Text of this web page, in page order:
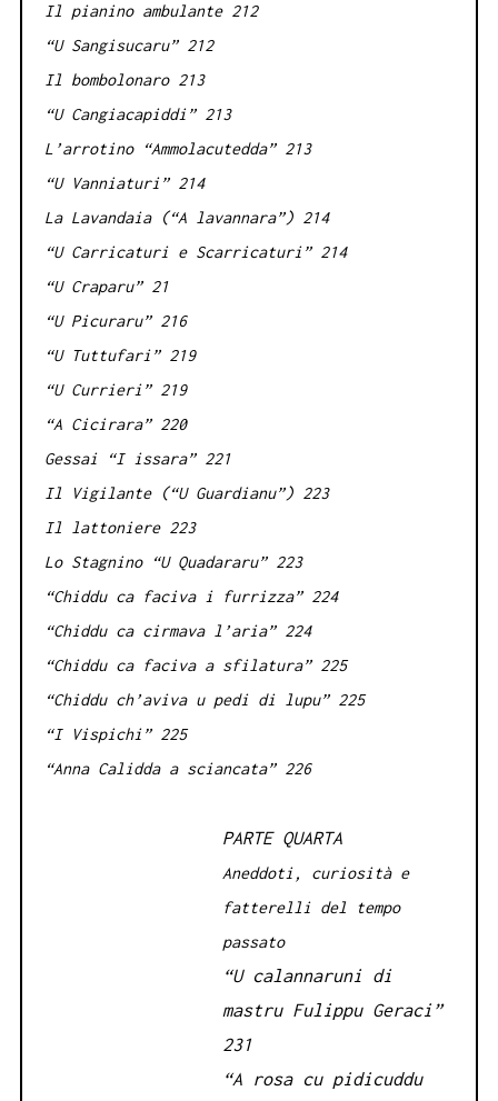
Il pianino ambulante 212
“U Sangisucaru” 212
Il bombolonaro 213
“U Cangiacapiddi” 213
L’arrotino “Ammolacutedda” 213
“U Vanniaturi” 214
La Lavandaia (“A lavannara”) 214
“U Carricaturi e Scarricaturi” 214
“U Craparu” 21
“U Picuraru” 216
“U Tuttufari” 219
“U Currieri” 219
“A Cicirara” 220
Gessai “I issara” 221
Il Vigilante (“U Guardianu”) 223
Il lattoniere 223
Lo Stagnino “U Quadararu” 223
“Chiddu ca faciva i furrizza” 224
“Chiddu ca cirmava l’aria” 224
“Chiddu ca faciva a sfilatura” 225
“Chiddu ch’aviva u pedi di lupu” 225
“I Vispichi” 225
“Anna Calidda a sciancata” 226
PARTE QUARTA
Aneddoti, curiosità e
fatterelli del tempo
passato
“U calannaruni di
mastru Fulippu Geraci”
231
“A rosa cu pidicuddu